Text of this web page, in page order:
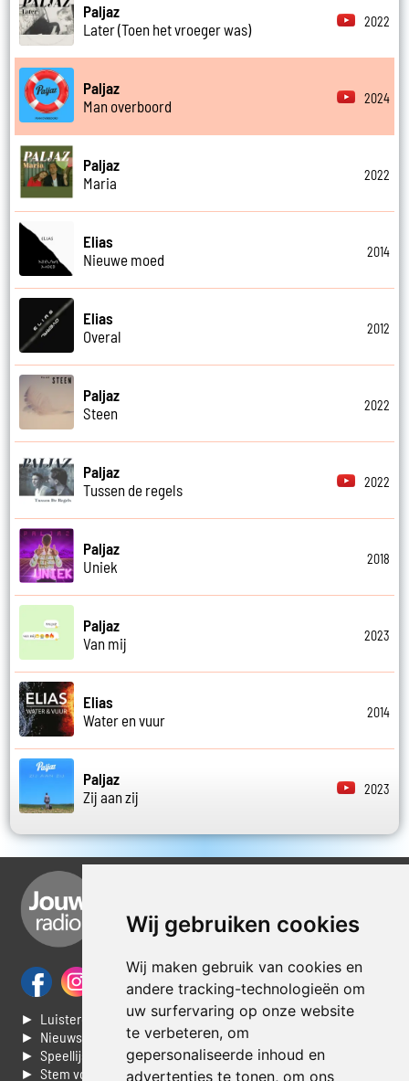
Wij gebruiken cookies
Wij maken gebruik van cookies en
andere tracking-technologieën om
uw surfervaring op onze website
te verbeteren, om
gepersonaliseerde inhoud en
advertenties te tonen, om ons
Paljaz
Later (Toen het vroeger was)
2022
Paljaz
Man overboord
2024
Paljaz
Maria
2022
Elias
Nieuwe moed
2014
Elias
Overal
2012
Paljaz
Steen
2022
Paljaz
Tussen de regels
2022
Paljaz
Uniek
2018
Paljaz
Van mij
2023
Elias
Water en vuur
2014
Paljaz
Zij aan zij
2023
► Luisteren naar Jouwradio
► Nieuws
► Speellijst
► Stem voor de Dag top 3